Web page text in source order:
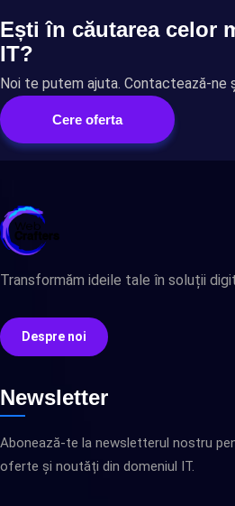
Ești în căutarea celor
IT?
Noi te putem ajuta. Contactează-ne
Cere oferta
Transformăm ideile tale în soluții
Despre noi
Newsletter
Abonează-te la newsletterul nostru
oferte și noutăți din domeniul IT.